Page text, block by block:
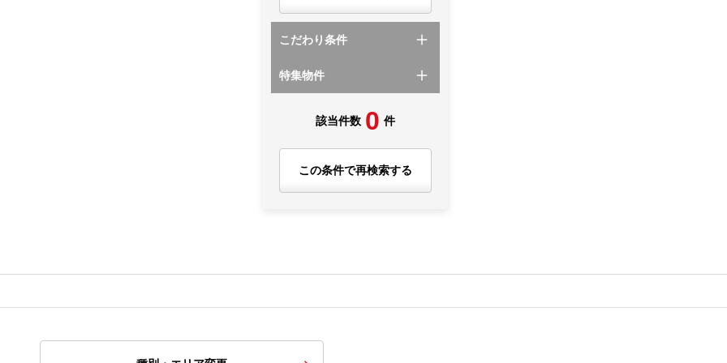
こだわり条件
特集物件
該当件数 0 件
この条件で再検索する